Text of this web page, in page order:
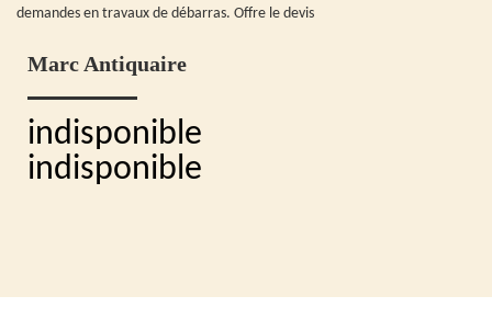
demandes en travaux de débarras. Offre le devis
Marc Antiquaire
indisponible
indisponible